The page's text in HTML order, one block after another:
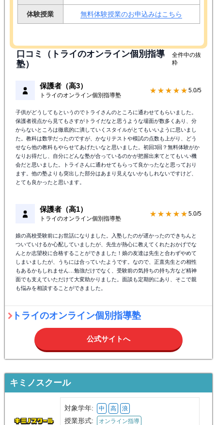
体験授業 無料体験授業のお申込みはこちら
口コミ（トライのオンライン個別指導
塾）
全件中の抜
粋
保護者（高3）
トライのオンライン個別指導塾
★★★★★ 5.0/5
子供がどうしてもというのでトライさんのところに通わせてもらいました。
保護者視点から見てもさすがトライだなと思うような場面が数多くあり、分
からないところは徹底的に潰していくスタイルがとてもいいように思いまし
た。教科は数学だったのですが、かなりテストや模試の点数も上がり、どう
せなら他の教科もやらせてあげたいなと思いました。初回3回？無料体験がか
なりお得だし、自分にどんな塾が合っているのかが把握出来てとてもいい機
会だと思いました。トライさんに通わせてもらって良かったなと思っており
ます。他の塾よりも突出した部分はあまり見えないかもしれないですけど、
とても良かったと思います。
保護者（高1）
トライのオンライン個別指導塾
★★★★★ 5.0/5
娘の高校受験前にお世話になりました。入塾したのが遅かったのできちんと
ついていけるか心配していましたが、先生が熱心に教えてくれたおかげでな
んとか志望校に合格することができました！娘の友達は先生と合わずやめて
しまいましたが、うちには合っていたようです。なので、正直先生との相性
もあるかもしれません…勉強だけでなく、受験前の気持ちの持ち方など精神
面でも支えていただけて大変助かりました。面談も定期的にあり、そこで親
も悩みを相談することができました。
トライのオンライン個別指導塾
公式サイトへ
キミノスクール
対象学年: 中 高 浪
授業形式: オンライン指導